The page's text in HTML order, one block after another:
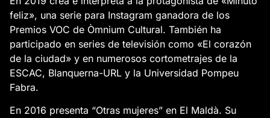
feliz», una serie para Instagram ganadora de los
Premios VOC de Òmnium Cultural. También ha
participado en series de televisión como «El corazón
de la ciudad» y en numerosos cortometrajes de la
ESCAC, Blanquerna-URL y la Universidad Pompeu
Fabra.
En 2016 presenta “Otras mujeres” en El Maldà. Su